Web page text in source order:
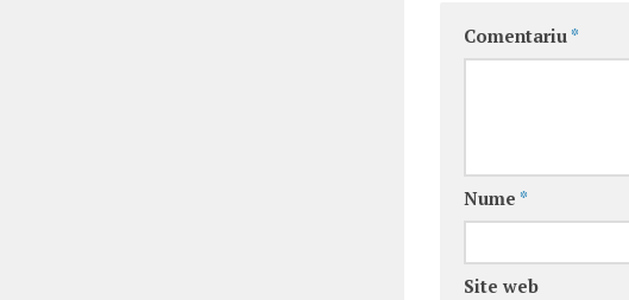
Comentariu *
Nume *
Site web